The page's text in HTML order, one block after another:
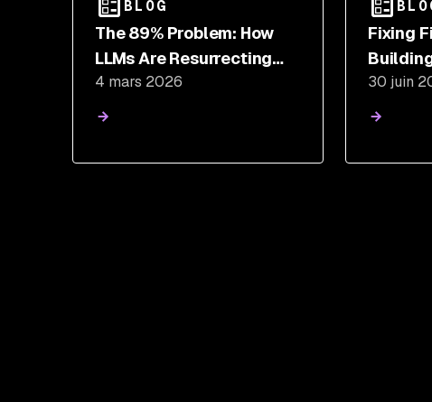
BLOG
The 89% Problem: How
LLMs Are Resurrecting
the "Dormant Majority" of
Open Source
4 mars 2026
Fixing
for
30 juin